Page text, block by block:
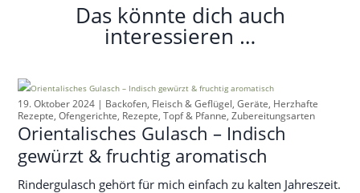
Das könnte dich auch
interessieren …
19. Oktober 2024 | Backofen, Fleisch & Geflügel, Geräte, Herzhafte
Rezepte, Ofengerichte, Rezepte, Topf & Pfanne, Zubereitungsarten
Orientalisches Gulasch – Indisch
gewürzt & fruchtig aromatisch
Rindergulasch gehört für mich einfach zu kalten Jahreszeit.